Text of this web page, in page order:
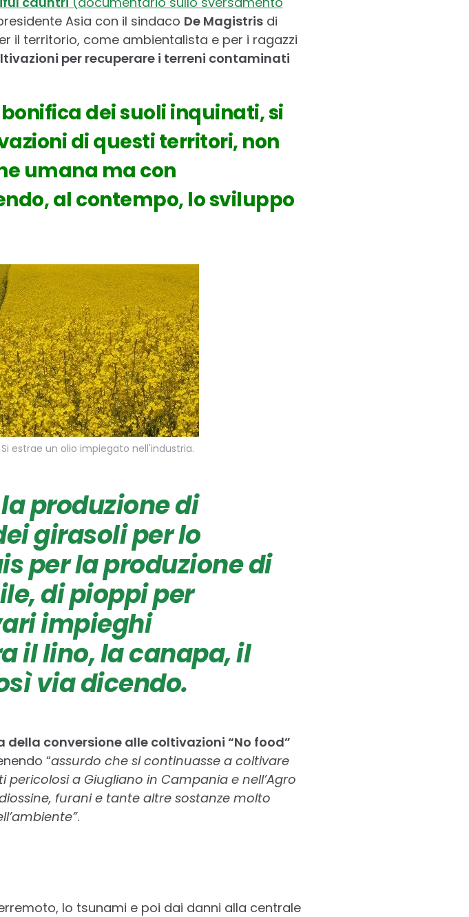
Asia con il sindaco De Magistrisdi
il territorio, come ambientalista e per i ragazzi
per recuperare i terreni contaminati
dei suoli inquinati, si
di questi territori, non
umana ma con
al contempo, lo sviluppo
estrae un olio impiegato nell'industria.
produzione di
girasoliper lo
per la produzione di
di pioppi per
impieghi
il lino, la canapa, il
via dicendo.
conversione alle coltivazioni “No food”
“assurdo che si continuasse a coltivare
a Giugliano in Campania e nell’Agro
furani e tante altre sostanze molto
.
lo tsunami e poi dai danni alla centrale